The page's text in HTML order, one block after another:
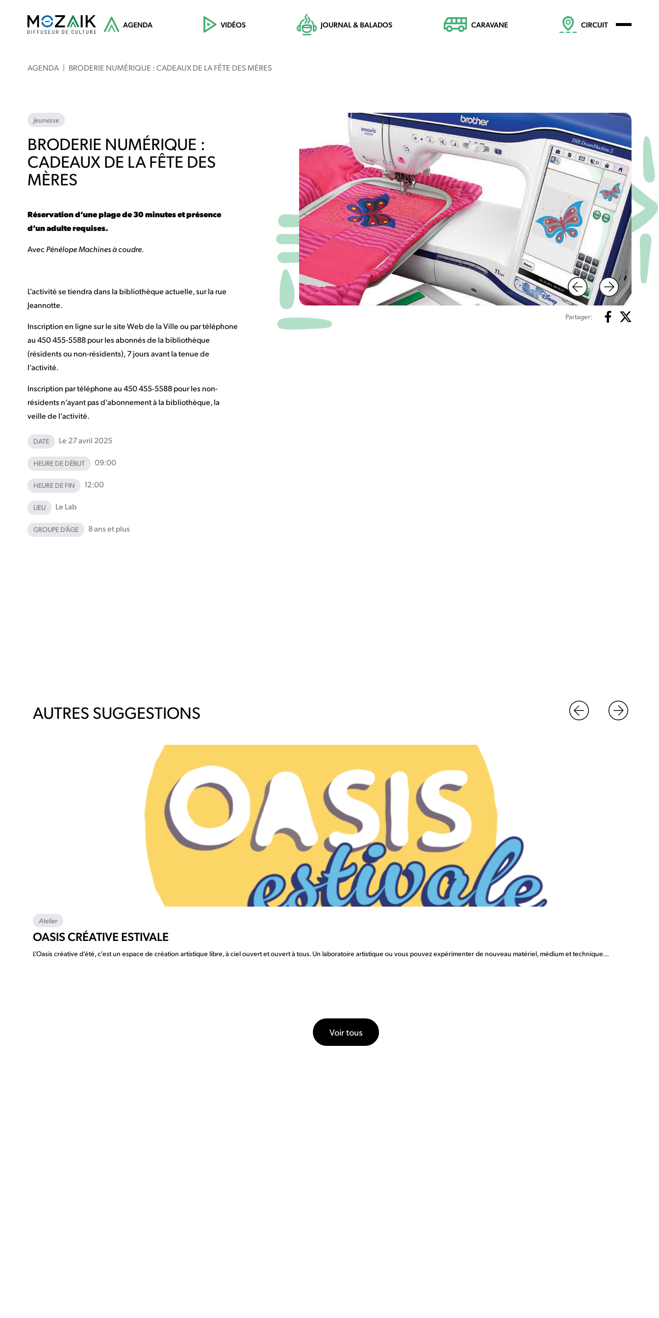
AGENDA VIDÉOS JOURNAL & BALADOS CARAVANE CIRCUIT
AGENDA | BRODERIE NUMÉRIQUE : CADEAUX DE LA FÊTE DES MÈRES
Jeunesse
BRODERIE NUMÉRIQUE :
CADEAUX DE LA FÊTE DES
MÈRES
Réservation d’une plage de 30 minuteset présence
d’un adulte requises.
AvecPénélope Machines à coudre.
L’activité se tiendra dans la bibliothèque actuelle, sur la rue
Jeannotte.
Inscription en ligne sur le site Web de la Ville ou par téléphone
au 450 455-5588 pour les abonnés de la bibliothèque
(résidents ou non-résidents), 7 jours avant la tenue de
l’activité.
Inscription par téléphone au 450 455-5588 pour les non-
résidents n’ayant pas d’abonnement à la bibliothèque, la
veille de l’activité.
DATE Le 27 avril 2025
HEURE DE DÉBUT 09:00
HEURE DE FIN 12:00
LIEU Le Lab
GROUPE D'ÂGE 8 ans et plus
Partager:
AUTRES SUGGESTIONS
Atelier
OASIS CRÉATIVE ESTIVALE
L’Oasis créative d’été, c’est un espace de création artistique libre, à ciel ouvert et ouvert à tous. Un laboratoire artistique ou vous pouvez expérimenter de nouveau matériel, médium et technique...
Voir tous